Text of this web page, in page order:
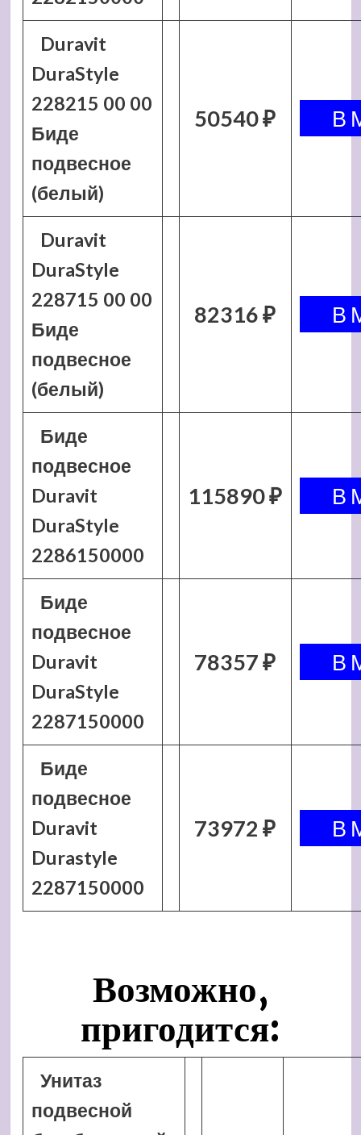
Duravit
DuraStyle
228215 00 00
Биде
подвесное
(белый)
50540 ₽
Duravit
DuraStyle
228715 00 00
Биде
подвесное
(белый)
82316 ₽
Биде
подвесное
Duravit
DuraStyle
2286150000
115890 ₽
Биде
подвесное
Duravit
DuraStyle
2287150000
78357 ₽
Биде
подвесное
Duravit
Durastyle
2287150000
73972 ₽
Возможно,
пригодится:
Унитаз
подвесной